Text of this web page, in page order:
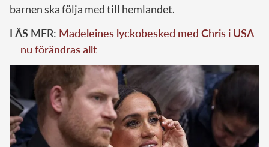
barnen ska följa med till hemlandet.
LÄS MER: Madeleines lyckobesked med Chris i USA
– nu förändras allt